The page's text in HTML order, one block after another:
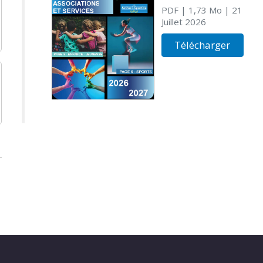
PDF| 1,73 Mo | 21
Juillet 2026
Télécharger